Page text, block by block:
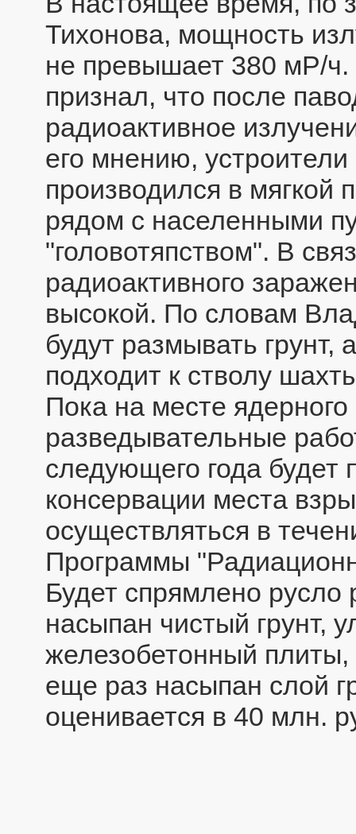
Тихонова, мощность
не превышает 380 мР/ч.
признал, что после
радиоактивное
его мнению,
производился в мягкой
рядом с населенными
"головотяпством". В
радиоактивного
высокой. По словам
будут размывать грунт,
подходит к стволу
Пока на месте
разведывательные
следующего года будет
консервации места
осуществляться в
Программы
Будет спрямлено
насыпан чистый грунт,
железобетонный
еще раз насыпан слой
оценивается в 40 млн.